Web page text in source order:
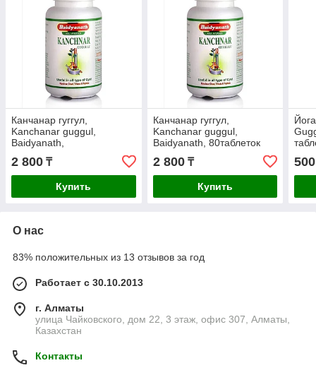
Канчанар гуггул,
Kanchanar guggul,
Baidyanath,
лимфатическая система,
80таблеток
2 800 ₸
Купить
Канчанар гуггул,
Kanchanar guggul,
Baidyanath, 80таблеток
2 800₸
Купить
500
О нас
83% положительных из 13 отзывов за год
Работает с 30.10.2013
г. Алматы
улица Чайковского, дом 22, 3 этаж, офис 307, Алматы,
Казахстан
Контакты